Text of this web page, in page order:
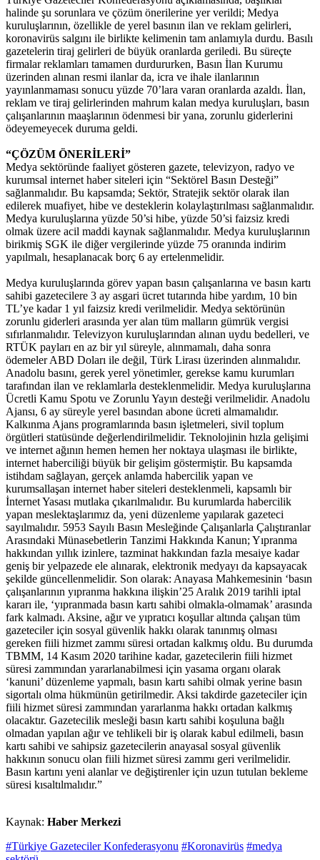
halinde şu sorunlara ve çözüm önerilerine yer verildi; Medya
kuruluşlarının, özellikle de yerel basının ilan ve reklam gelirleri,
koronavirüs salgını ile birlikte kelimenin tam anlamıyla durdu. Basılı
gazetelerin tiraj gelirleri de büyük oranlarda geriledi. Bu süreçte
firmalar reklamları tamamen durdururken, Basın İlan Kurumu
üzerinden alınan resmi ilanlar da, icra ve ihale ilanlarının
yayınlanmaması sonucu yüzde 70’lara varan oranlarda azaldı. İlan,
reklam ve tiraj gelirlerinden mahrum kalan medya kuruluşları, basın
çalışanlarının maaşlarının ödenmesi bir yana, zorunlu giderlerini
ödeyemeyecek duruma geldi.
“ÇÖZÜM ÖNERİLERİ”
Medya sektöründe faaliyet gösteren gazete, televizyon, radyo ve
kurumsal internet haber siteleri için “Sektörel Basın Desteği”
sağlanmalıdır. Bu kapsamda; Sektör, Stratejik sektör olarak ilan
edilerek muafiyet, hibe ve desteklerin kolaylaştırılması sağlanmalıdır.
Medya kuruluşlarına yüzde 50’si hibe, yüzde 50’si faizsiz kredi
olmak üzere acil maddi kaynak sağlanmalıdır. Medya kuruluşlarının
birikmiş SGK ile diğer vergilerinde yüzde 75 oranında indirim
yapılmalı, hesaplanacak borç 6 ay ertelenmelidir.
Medya kuruluşlarında görev yapan basın çalışanlarına ve basın kartı
sahibi gazetecilere 3 ay asgari ücret tutarında hibe yardım, 10 bin
TL’ye kadar 1 yıl faizsiz kredi verilmelidir. Medya sektörünün
zorunlu giderleri arasında yer alan tüm malların gümrük vergisi
sıfırlanmalıdır. Televizyon kuruluşlarından alınan uydu bedelleri, ve
RTÜK payları en az bir yıl süreyle, alınmamalı, daha sonra
ödemeler ABD Doları ile değil, Türk Lirası üzerinden alınmalıdır.
Anadolu basını, gerek yerel yönetimler, gerekse kamu kurumları
tarafından ilan ve reklamlarla desteklenmelidir. Medya kuruluşlarına
Ücretli Kamu Spotu ve Zorunlu Yayın desteği verilmelidir. Anadolu
Ajansı, 6 ay süreyle yerel basından abone ücreti almamalıdır.
Kalkınma Ajans programlarında basın işletmeleri, sivil toplum
örgütleri statüsünde değerlendirilmelidir. Teknolojinin hızla gelişimi
ve internet ağının hemen hemen her noktaya ulaşması ile birlikte,
internet haberciliği büyük bir gelişim göstermiştir. Bu kapsamda
istihdam sağlayan, gerçek anlamda habercilik yapan ve
kurumsallaşan internet haber siteleri desteklenmeli, kapsamlı bir
İnternet Yasası mutlaka çıkarılmalıdır. Bu kurumlarda habercilik
yapan meslektaşlarımız da, yeni düzenleme yapılarak gazeteci
sayılmalıdır. 5953 Sayılı Basın Mesleğinde Çalışanlarla Çalıştıranlar
Arasındaki Münasebetlerin Tanzimi Hakkında Kanun; Yıpranma
hakkından yıllık izinlere, tazminat hakkından fazla mesaiye kadar
geniş bir yelpazede ele alınarak, elektronik medyayı da kapsayacak
şekilde güncellenmelidir. Son olarak: Anayasa Mahkemesinin ‘basın
çalışanlarının yıpranma hakkına ilişkin’25 Aralık 2019 tarihli iptal
kararı ile, ‘yıpranmada basın kartı sahibi olmakla-olmamak’ arasında
fark kalmadı. Aksine, ağır ve yıpratıcı koşullar altında çalışan tüm
gazeteciler için sosyal güvenlik hakkı olarak tanınmış olması
gereken fiili hizmet zammı süresi ortadan kalkmış oldu. Bu durumda
TBMM, 14 Kasım 2020 tarihine kadar, gazetecilerin fiili hizmet
süresi zammından yararlanabilmesi için yasama organı olarak
‘kanuni’ düzenleme yapmalı, basın kartı sahibi olmak yerine basın
sigortalı olma hükmünün getirilmedir. Aksi takdirde gazeteciler için
fiili hizmet süresi zammından yararlanma hakkı ortadan kalkmış
olacaktır. Gazetecilik mesleği basın kartı sahibi koşuluna bağlı
olmadan yapılan ağır ve tehlikeli bir iş olarak kabul edilmeli, basın
kartı sahibi ve sahipsiz gazetecilerin anayasal sosyal güvenlik
hakkının sonucu olan fiili hizmet süresi zammı geri verilmelidir.
Basın kartını yeni alanlar ve değiştirenler için uzun tutulan bekleme
süresi kısaltılmalıdır.”
Kaynak: Haber Merkezi
#Türkiye Gazeteciler Konfederasyonu #Koronavirüs #medya